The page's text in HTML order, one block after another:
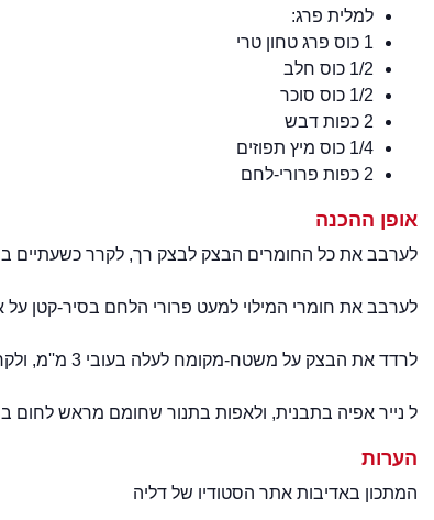
למלית פרג:
1 כוס פרג טחון טרי
1/2 כוס חלב
1/2 כוס סוכר
2 כפות דבש
1/4 כוס מיץ תפוזים
2 כפות פרורי-לחם
אופן ההכנה
לערבב את כל החומרים הבצק לבצק רך, לקרר כשעתיים
לערבב את חומרי המילוי למעט פרורי הלחם בסיר-קטן
לרדד את הבצק על משטח-מקומח לעלה בעובי 3 מ''מ, ולקרוץ עיגולים בקוטר 7-6 ס''מ, להניח כפית מהמילוי במרכז כל עיגול ולסגור לצורת אוזן המן.
ל נייר אפיה בתבנית, ולאפות בתנור שחומם מראש לחום בנוני להניח כ-20 דקות. להוציא ולצנן על רשת.
הערות
המתכון באדיבות אתר הסטודיו של דליה